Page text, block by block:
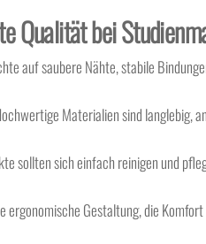
Qualität bei
auf saubere Nähte, stabile
Materialien sind langlebig,
sollten sich einfach reinigen und
ergonomische Gestaltung, die